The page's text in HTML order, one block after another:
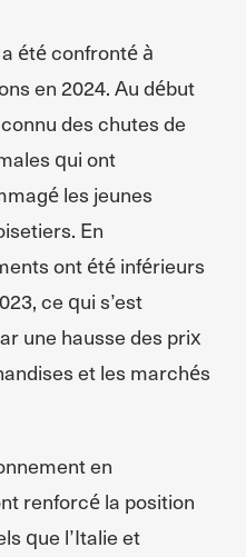
a été confronté à
en 2024. Au début
des chutes de
qui ont
les jeunes
En
ont été inférieurs
ce qui s’est
une hausse des prix
et les marchés
en
renforcé la position
que l’Italie et